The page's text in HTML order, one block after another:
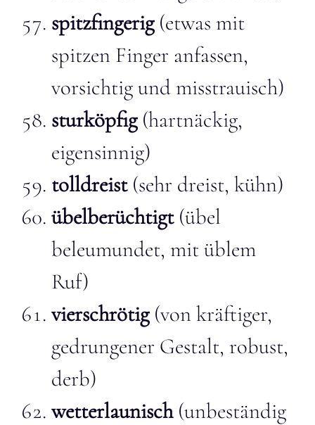
spitzfingerig(etwas mit
spitzen Finger anfassen,
vorsichtig und misstrauisch)
sturköpfig (hartnäckig,
eigensinnig)
tolldreist (sehr dreist, kühn)
übelberüchtigt (übel
beleumundet, mit üblem
Ruf)
vierschrötig (von kräftiger,
gedrungener Gestalt, robust,
derb)
wetterlaunisch (unbeständig